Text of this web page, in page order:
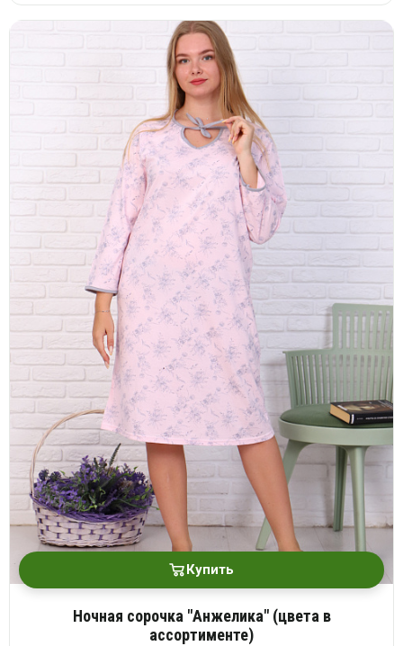
Купить
Ночная сорочка "Анжелика" (цвета в
ассортименте)